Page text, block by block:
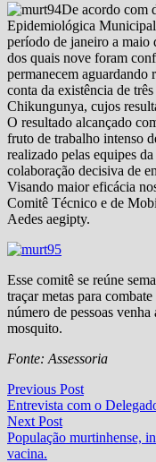
De acordo com
Epidemiológica
período de janeiro a maio
dos quais nove foram
permanecem aguardando
conta da existência de
Chikungunya, cujos
O resultado alcançado
fruto de trabalho intenso
realizado pelas equipes
colaboração decisiva de
Visando maior eficácia
Comitê Técnico e de
Aedes aegipty.
Esse comitê se reúne
traçar metas para
número de pessoas
mosquito.
Fonte: Assessoria
Navegação
de
Post
Previous PostPrevious
post:
Entrevista com o
Next PostNext
post:
População murtinhense,
vacina.